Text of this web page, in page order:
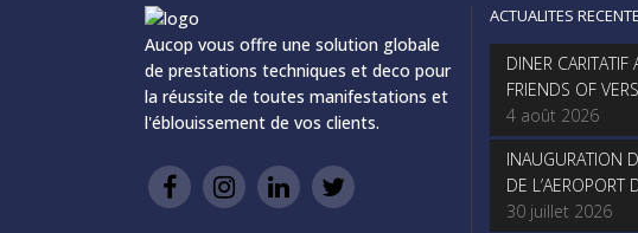
Aucop vous offre une solution globale
de prestations techniques et deco pour
la réussite de toutes manifestations et
l'éblouissement de vos clients.
ACTUALITES
DINER CARITATIF
FRIENDS OF
4 août 2026
INAUGURATION
DE L’AEROPORT
30 juillet 2026